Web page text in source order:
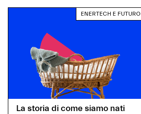
ENERTECH E FUTURO
La storia di come siamo nati